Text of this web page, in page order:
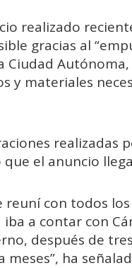
realizado
gracias al
Ciudad
y materiales
realizadas
el anuncio
reuní con todos
a contar con
después de
ha